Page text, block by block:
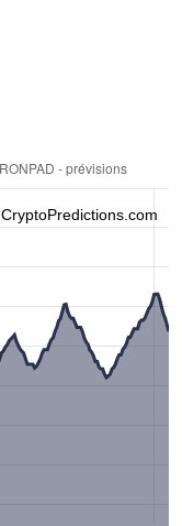
CryptoPredictions.com